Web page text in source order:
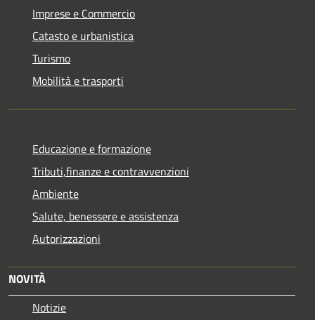
Imprese e Commercio
Catasto e urbanistica
Turismo
Mobilità e trasporti
Educazione e formazione
Tributi,finanze e contravvenzioni
Ambiente
Salute, benessere e assistenza
Autorizzazioni
NOVITÀ
Notizie